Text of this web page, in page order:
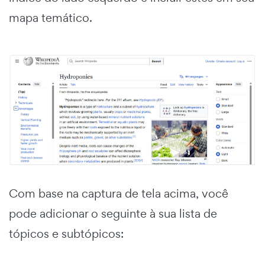
mapa temático.
Com base na captura de tela acima, você
pode adicionar o seguinte à sua lista de
tópicos e subtópicos: